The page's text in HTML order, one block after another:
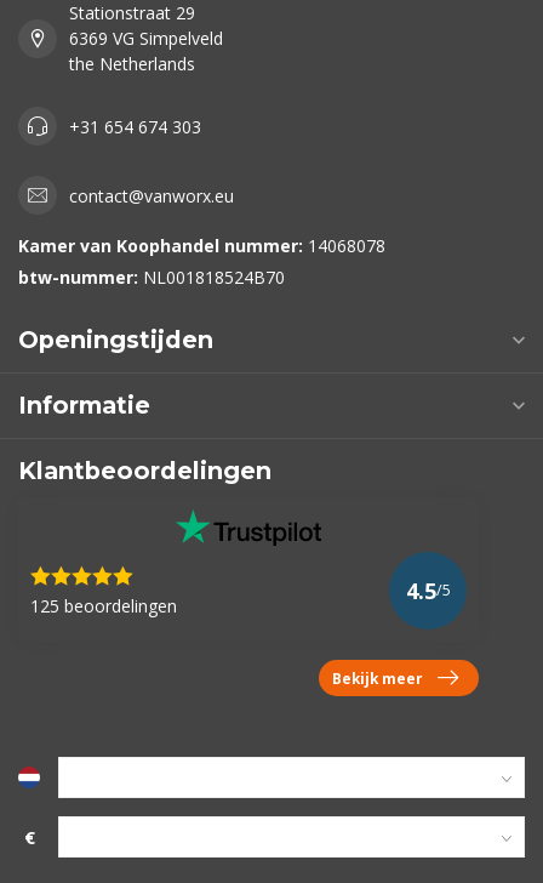
Stationstraat 29
6369 VG Simpelveld
the Netherlands
+31 654 674 303
contact@vanworx.eu
Kamer van Koophandel nummer: 14068078
btw-nummer: NL001818524B70
Openingstijden
Informatie
Klantbeoordelingen
125 beoordelingen
4.5/5
Bekijk meer
€